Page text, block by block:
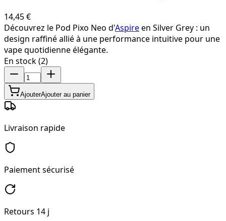
14,45 €
Découvrez le Pod Pixo Neo d'Aspireen Silver Grey : un
design raffiné allié à une performance intuitive pour une
vape quotidienne élégante.
En stock (2)
AjouterAjouter au panier
Livraison rapide
Paiement sécurisé
Retours 14 j